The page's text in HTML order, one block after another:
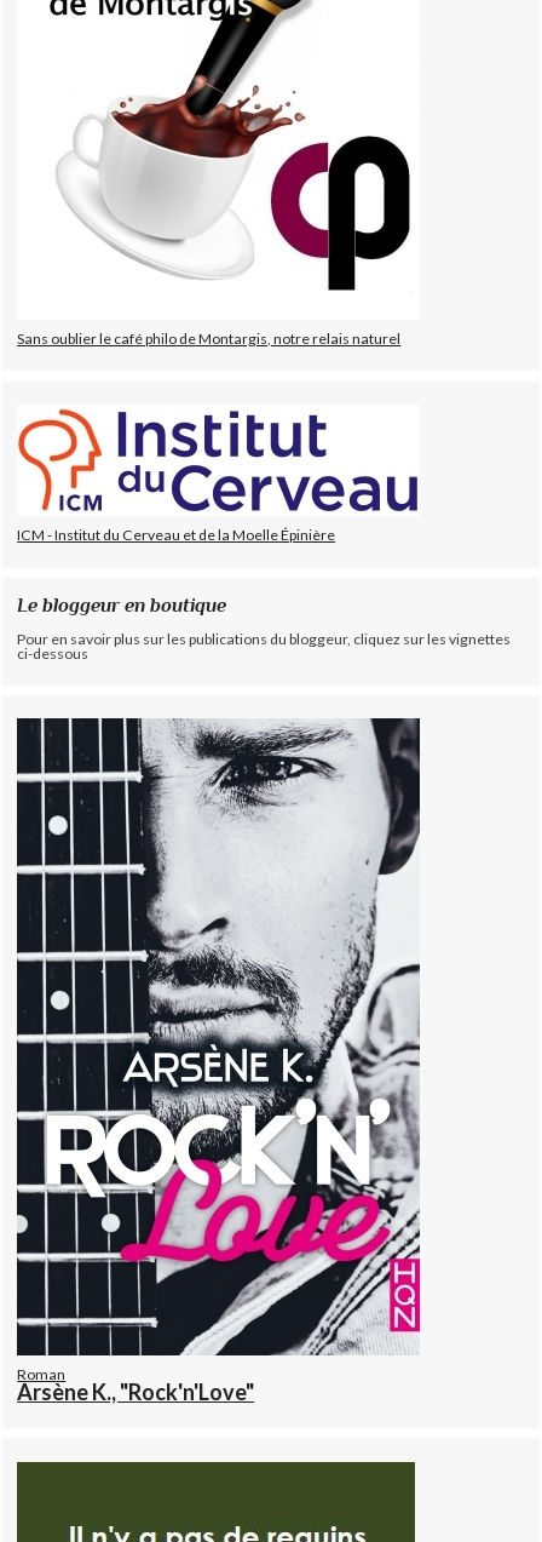
Sans oublier le café philo de Montargis, notre relais naturel
ICM - Institut du Cerveau et de la Moelle Épinière
Le bloggeur en boutique
Pour en savoir plus sur les publications du bloggeur, cliquez sur les vignettes
ci-dessous
Roman
Arsène K., "Rock'n'Love"